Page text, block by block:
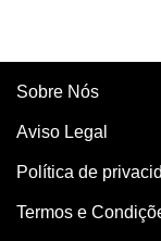
Sobre Nós
Aviso Legal
Política de
Termos e